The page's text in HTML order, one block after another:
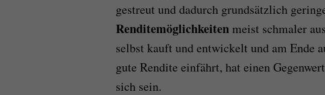
gestreut und dadurch grundsätzlich
Renditemöglichkeiten meist schmaler
selbst kauft und entwickelt und am Ende
gute Rendite einfährt, hat einen
sich sein.